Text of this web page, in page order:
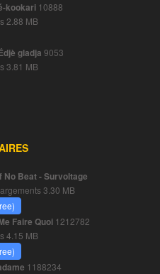
kookari 10888
2.88 MB
gladja 9053
3.81 MB
No Beat - Survoltage
3.30 MB
Faire Quoi 1212782
4.15 MB
1188234